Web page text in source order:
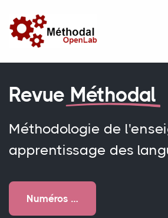
Revue Méthodal
Méthodologie de
apprentissage des
Numéros …